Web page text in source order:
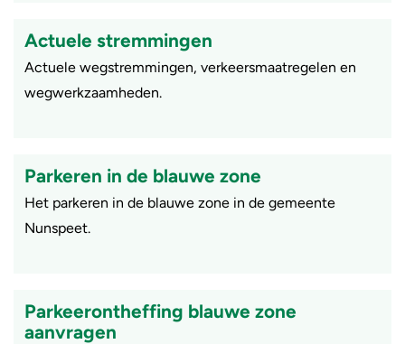
Actuele stremmingen
Actuele wegstremmingen, verkeersmaatregelen en
wegwerkzaamheden.
Parkeren in de blauwe zone
Het parkeren in de blauwe zone in de gemeente
Nunspeet.
Parkeerontheffing blauwe zone
aanvragen